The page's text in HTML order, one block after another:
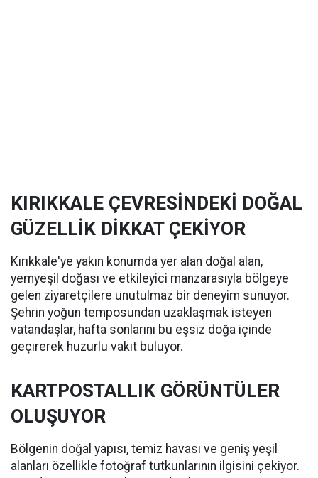
KIRIKKALE ÇEVRESİNDEKİ DOĞAL
GÜZELLİK DİKKAT ÇEKİYOR
Kırıkkale'ye yakın konumda yer alan doğal alan,
yemyeşil doğası ve etkileyici manzarasıyla bölgeye
gelen ziyaretçilere unutulmaz bir deneyim sunuyor.
Şehrin yoğun temposundan uzaklaşmak isteyen
vatandaşlar, hafta sonlarını bu eşsiz doğa içinde
geçirerek huzurlu vakit buluyor.
KARTPOSTALLIK GÖRÜNTÜLER
OLUŞUYOR
Bölgenin doğal yapısı, temiz havası ve geniş yeşil
alanları özellikle fotoğraf tutkunlarının ilgisini çekiyor.